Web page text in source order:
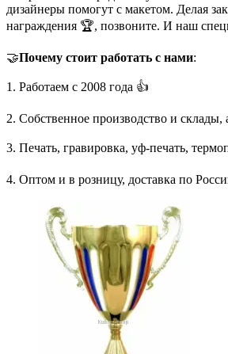
дизайнеры помогут с макетом. Делая
награждения 🏆, позвоните. И наш
🤝Почему стоит работать с нами:
1. Работаем с 2008 года 👍
2. Собственное производство и
3. Печать, гравировка, уф-печать,
4. Оптом и в розницу, доставка по